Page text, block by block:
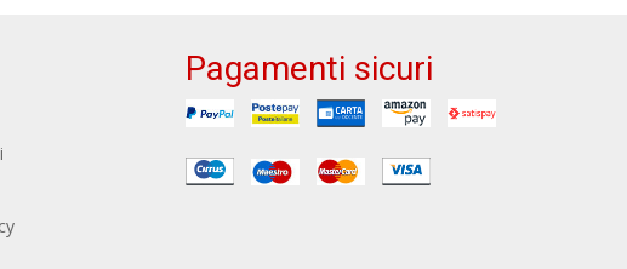
Pagamenti sicuri